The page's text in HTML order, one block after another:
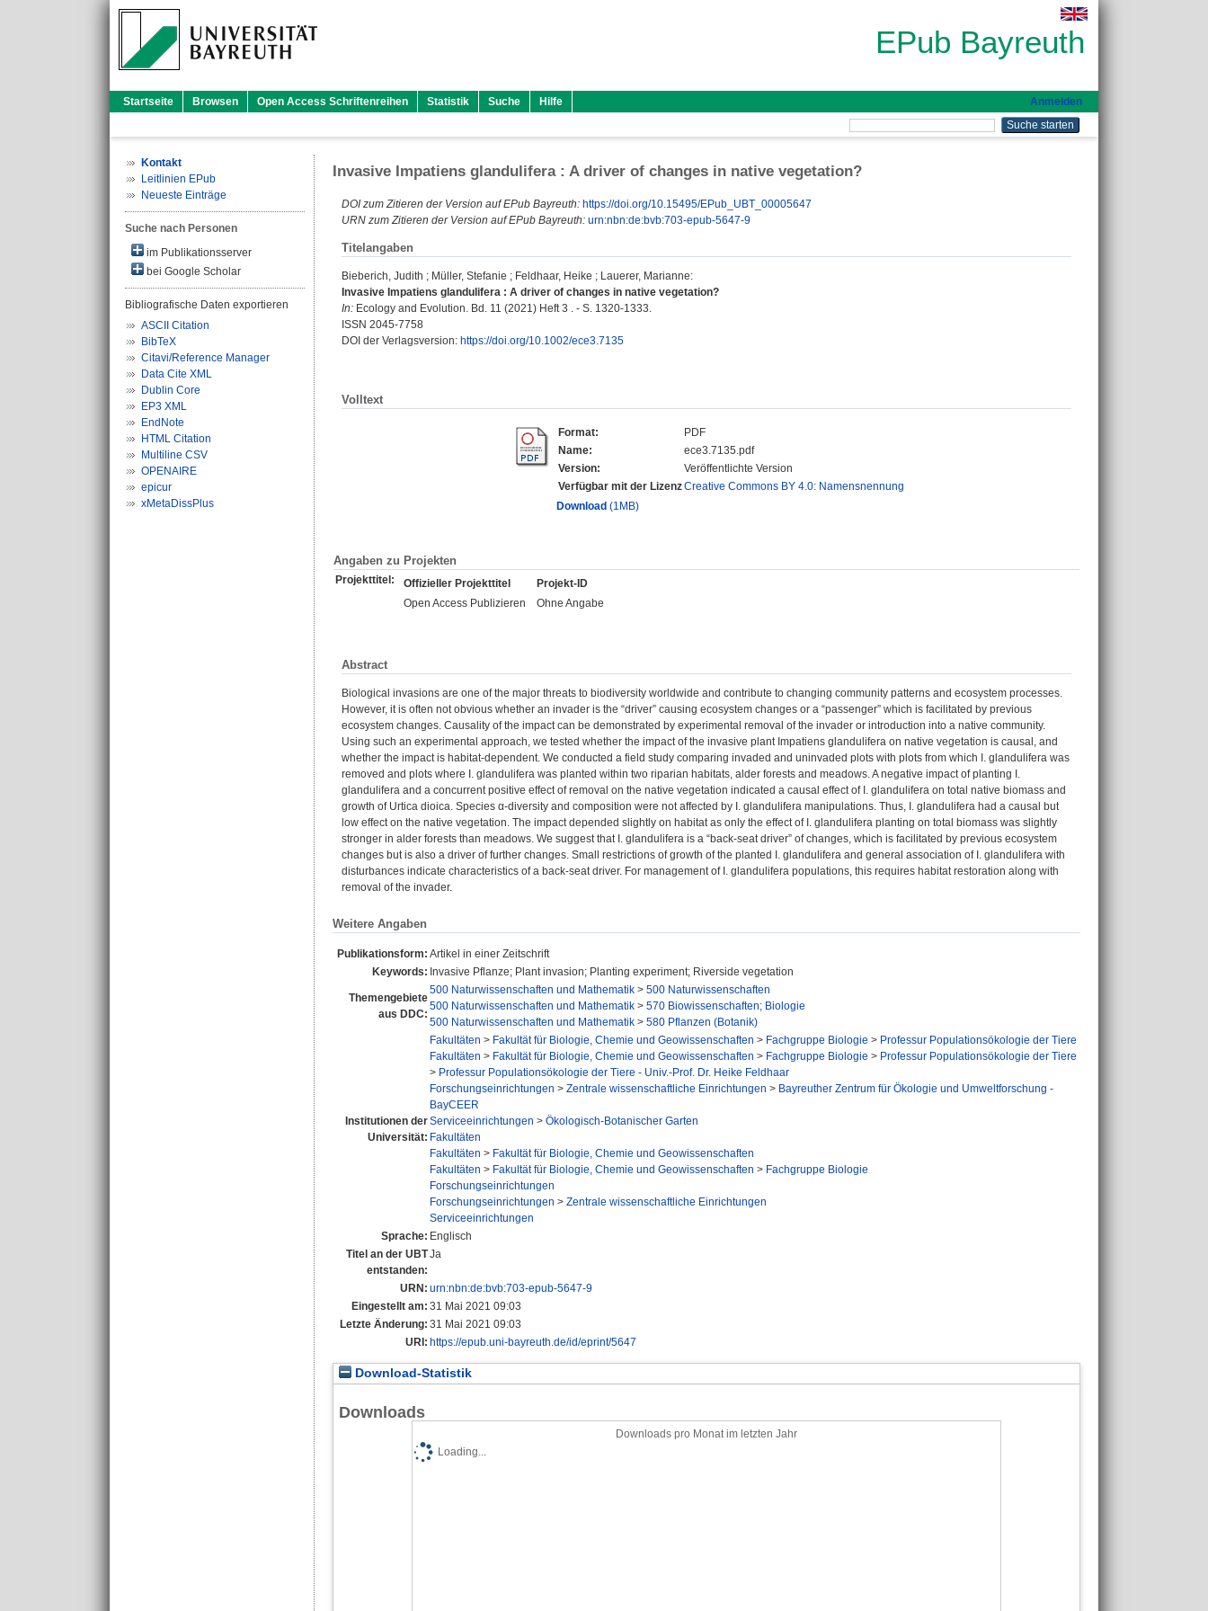
EPub Bayreuth
Startseite Browsen Open Access Schriftenreihen Statistik Suche Hilfe Anmelden
Kontakt
Leitlinien EPub
Neueste Einträge
Suche nach Personen
im Publikationsserver
bei Google Scholar
Bibliografische Daten exportieren
ASCII Citation
BibTeX
Citavi/Reference Manager
Data Cite XML
Dublin Core
EP3 XML
EndNote
HTML Citation
Multiline CSV
OPENAIRE
epicur
xMetaDissPlus
Invasive Impatiens glandulifera : A driver of changes in native vegetation?
DOI zum Zitieren der Version auf EPub Bayreuth: https://doi.org/10.15495/EPub_UBT_00005647
URN zum Zitieren der Version auf EPub Bayreuth: urn:nbn:de:bvb:703-epub-5647-9
Titelangaben
Bieberich, Judith ; Müller, Stefanie ; Feldhaar, Heike ; Lauerer, Marianne:
Invasive Impatiens glandulifera : A driver of changes in native vegetation?
In: Ecology and Evolution. Bd. 11 (2021) Heft 3 . - S. 1320-1333.
ISSN 2045-7758
DOI der Verlagsversion: https://doi.org/10.1002/ece3.7135
Volltext
Format:
PDF
Name:
ece3.7135.pdf
Version:
Veröffentlichte Version
Verfügbar mit der LizenzCreative Commons BY 4.0: Namensnennung
Download (1MB)
Angaben zu Projekten
Projekttitel: Offizieller Projekttitel
Projekt-ID
Open Access Publizieren
Ohne Angabe
Abstract
Biological invasions are one of the major threats to biodiversity worldwide and contribute to changing community patterns and ecosystem processes.
However, it is often not obvious whether an invader is the “driver” causing ecosystem changes or a “passenger” which is facilitated by previous
ecosystem changes. Causality of the impact can be demonstrated by experimental removal of the invader or introduction into a native community.
Using such an experimental approach, we tested whether the impact of the invasive plant Impatiens glandulifera on native vegetation is causal, and
whether the impact is habitat-dependent. We conducted a field study comparing invaded and uninvaded plots with plots from which I. glandulifera was
removed and plots where I. glandulifera was planted within two riparian habitats, alder forests and meadows. A negative impact of planting I.
glandulifera and a concurrent positive effect of removal on the native vegetation indicated a causal effect of I. glandulifera on total native biomass and
growth of Urtica dioica. Species α-diversity and composition were not affected by I. glandulifera manipulations. Thus, I. glandulifera had a causal but
low effect on the native vegetation. The impact depended slightly on habitat as only the effect of I. glandulifera planting on total biomass was slightly
stronger in alder forests than meadows. We suggest that I. glandulifera is a “back-seat driver” of changes, which is facilitated by previous ecosystem
changes but is also a driver of further changes. Small restrictions of growth of the planted I. glandulifera and general association of I. glandulifera with
disturbances indicate characteristics of a back-seat driver. For management of I. glandulifera populations, this requires habitat restoration along with
removal of the invader.
Weitere Angaben
Publikationsform: Artikel in einer Zeitschrift
Keywords: Invasive Pflanze; Plant invasion; Planting experiment; Riverside vegetation
Themengebiete
aus DDC:
500 Naturwissenschaften und Mathematik > 500 Naturwissenschaften
500 Naturwissenschaften und Mathematik > 570 Biowissenschaften; Biologie
500 Naturwissenschaften und Mathematik > 580 Pflanzen (Botanik)
Institutionen der
Universität:
Fakultäten > Fakultät für Biologie, Chemie und Geowissenschaften > Fachgruppe Biologie > Professur Populationsökologie der Tiere
Fakultäten > Fakultät für Biologie, Chemie und Geowissenschaften > Fachgruppe Biologie > Professur Populationsökologie der Tiere
> Professur Populationsökologie der Tiere - Univ.-Prof. Dr. Heike Feldhaar
Forschungseinrichtungen > Zentrale wissenschaftliche Einrichtungen > Bayreuther Zentrum für Ökologie und Umweltforschung -
BayCEER
Serviceeinrichtungen > Ökologisch-Botanischer Garten
Fakultäten
Fakultäten > Fakultät für Biologie, Chemie und Geowissenschaften
Fakultäten > Fakultät für Biologie, Chemie und Geowissenschaften > Fachgruppe Biologie
Forschungseinrichtungen
Forschungseinrichtungen > Zentrale wissenschaftliche Einrichtungen
Serviceeinrichtungen
Sprache: Englisch
Titel an der UBT
entstanden:
Ja
URN: urn:nbn:de:bvb:703-epub-5647-9
Eingestellt am: 31 Mai 2021 09:03
Letzte Änderung: 31 Mai 2021 09:03
URI: https://epub.uni-bayreuth.de/id/eprint/5647
Download-Statistik
Downloads
Downloads pro Monat im letzten Jahr
Loading...